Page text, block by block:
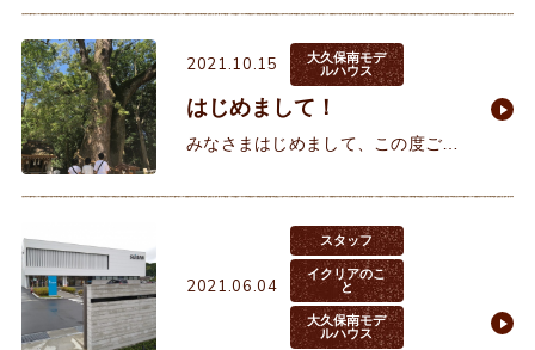
特徴】についてお話しました。今回
はオーク材の特徴をお話させていた
だきます😊&nbs
2021.10.15
大久保南モデ
ルハウス
はじめまして！
みなさまはじめまして、この度ご縁
した小泊（こどまる）です。私は、
明石生まれの明石育ちで、3人の子
育て真っ最中の昭和生まれです！&
2021.06.04
スタッフ
イクリアのこ
と
大久保南モデ
ルハウス